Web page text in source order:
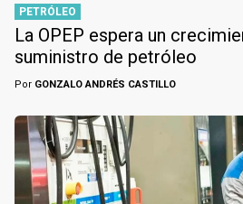
PETRÓLEO
La OPEP espera un
suministro de petróleo
Por GONZALO ANDRÉS CASTILLO